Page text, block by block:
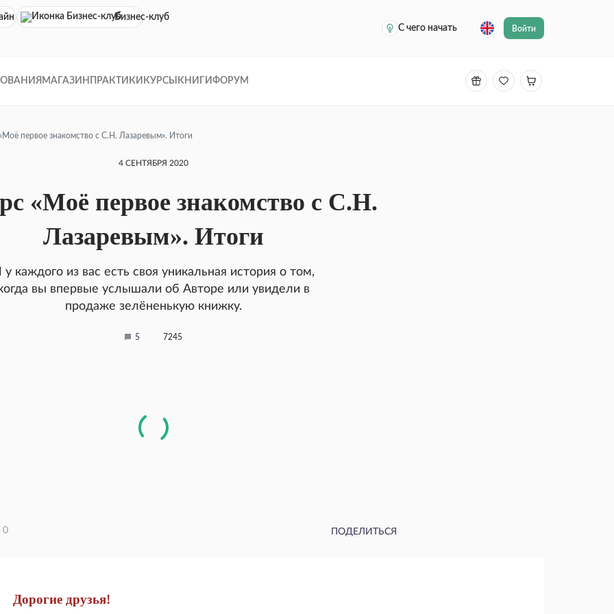
кинотеатр
Бизнес-клуб
С чего начать
Войти
МАГАЗИН ПРАКТИКИ КУРСЫ КНИГИ ФОРУМ
первое знакомство с С.Н. Лазаревым». Итоги
4 СЕНТЯБРЯ 2020
«Моё первое знакомство с С.Н.
Лазаревым». Итоги
у каждого из вас есть своя уникальная история о том,
вы впервые услышали об Авторе или увидели в
продаже зелёненькую книжку.
5 7245
0 ПОДЕЛИТЬСЯ
Дорогие друзья!